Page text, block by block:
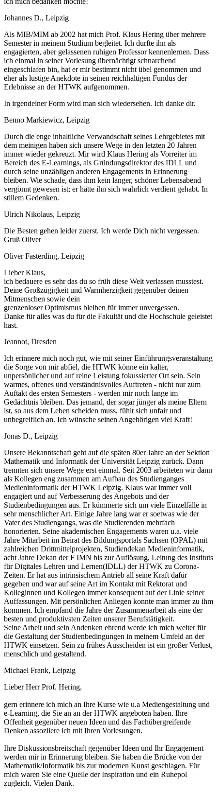
Johannes D., Leipzig
Als MIB/MIM ab 2002 hat mich Prof. Klaus Hering über mehrere
Semester in meinem Studium begleitet. Ich durfte ihn als
engagierten, aber gelassenen ruhigen Professor kennenlernen. Dass
ich einmal in seiner Vorlesung übernächtigt schnarchend
eingeschlafen bin, hat er mir bestimmt nicht übel genommen und
eher als lustige Anekdote in seinen reichhaltigen Fundus der
Erlebnisse an der HTWK aufgenommen.
In irgendeiner Form wird man sich wiedersehen. Ich danke dir.
Benno Markiewicz, Leipzig
Durch die enge inhaltliche Verwandschaft seines Lehrgebietes mit
dem meinigen haben sich unsere Wege in den letzten 20 Jahren
immer wieder gekreuzt. Mir wird Klaus Hering als Vorreiter im
Bereich des E-Learnings, als Gründungsdirektor des IDLL und
durch seine unzähligen anderen Engagements in Erinnerung
bleiben. Wie schade, dass ihm kein langer, schöner Lebensabend
vergönnt gewesen ist; er hätte ihn sich wahrlich verdient gehabt. In
stillem Gedenken.
Ulrich Nikolaus, Leipzig
Die Besten gehen leider zuerst. Ich werde Dich nicht vergessen.
Gruß Oliver
Oliver Fasterding, Leipzig
Lieber Klaus,
ich bedauere es sehr das du so früh diese Welt verlassen musstest.
Deine Großzügigkeit und Warmherzigkeit gegenüber deinen
Mitmenschen sowie dein
grenzenloser Optimismus bleiben für immer unvergessen.
Danke für alles was du für die Fakultät und die Hochschule geleistet
hast.
Jeannot, Dresden
Ich erinnere mich noch gut, wie mit seiner Einführungsveranstaltung
die Sorge von mir abfiel, die HTWK könne ein kalter,
unpersönlicher und auf reine Leistung fokussierter Ort sein. Sein
warmes, offenes und verständnisvolles Auftreten - nicht nur zum
Auftakt des ersten Semesters - werden mir noch lange im
Gedächtnis bleiben. Das jemand, der sogar jünger als meine Eltern
ist, so aus dem Leben scheiden muss, fühlt sich unfair und
unbegreiflich an. Ich wünsche seinen Angehörigen viel Kraft!
Jonas D., Leipzig
Unsere Bekanntschaft geht auf die späten 80er Jahre an der Sektion
Mathematik und Informatik der Universität Leipzig zurück. Dann
trennten sich unsere Wege erst einmal. Seit 2003 arbeiteten wir dann
als Kollegen eng zusammen am Aufbau des Studienganges
Medieninformatik der HTWK Leipzig. Klaus war immer voll
engagiert und auf Verbesserung des Angebots und der
Studienbedingungen aus. Er kümmerte sich um viele Einzelfälle in
sehr menschlicher Art. Einige Jahre lang war er soetwas wie der
Vater des Studiengangs, was die Studierenden mehrfach
honorierten. Seine akademischen Engagements waren u.a. viele
Jahre Mitarbeit im Beirat des Bildungsportals Sachsen (OPAL) mit
zahlreichen Drittmittelprojekten, Studiendekan Medieninformatik,
acht Jahre Dekan der F IMN bis zur Auflösung, Leitung des Instituts
für Digitales Lehren und Lernen(IDLL) der HTWK zu Corona-
Zeiten. Er hat aus intrinsischem Antrieb all seine Kraft dafür
gegeben und war auf seine Art im Kontakt mit Rektorat und
Kolleginnen und Kollegen immer konsequent auf der Linie seiner
Auffassungen. Mit persönlichen Anliegen konnte man immer zu ihm
kommen. Ich empfand die Jahre der Zusammenarbeit als eine der
besten und produktivsten Zeiten unserer Berufstätigkeit.
Seine Arbeit und sein Andenken ehrend werde ich mich weiter für
die Gestaltung der Studienbedingungen in meinem Umfeld an der
HTWK einsetzen. Sein zu frühes Ausscheiden ist ein großer Verlust,
menschlich und gestaltend.
Michael Frank, Leipzig
Lieber Herr Prof. Hering,
gern erinnere ich mich an Ihre Kurse wie u.a Mediengestaltung und
e-Learning, die Sie an an der HTWK angeboten haben. Ihre
Offenheit gegenüber neuen Ideen und das Fachübergreifende
Denken assoziiere ich mit Ihren Vorlesungen.
Ihre Diskussionsbreitschaft gegenüber Ideen und Ihr Engagement
werden mir in Erinnerung bleiben. Sie haben die Brücke von der
Mathematik/Informatik bis zur modernen Kunst geschlagen. Für
mich waren Sie eine Quelle der Inspiration und ein Ruhepol
zugleich. Vielen Dank.